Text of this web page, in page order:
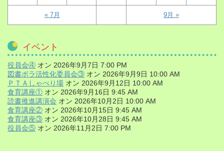
« 7月 9月 »
イベント
役員会④ オン 2026年9月7日 7:00 PM
図書ボラ活性化委員会③ オン 2026年9月9日 10:00 AM
ＰＴＡしゃべり場 オン 2026年9月12日 10:00 AM
食育講座① オン 2026年9月16日 9:45 AM
読書推進講演会 オン 2026年10月2日 10:00 AM
食育講座② オン 2026年10月15日 9:45 AM
食育講座③ オン 2026年10月28日 9:45 AM
役員会⑤ オン 2026年11月2日 7:00 PM